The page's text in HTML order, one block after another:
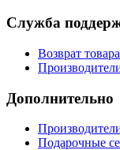
Служба
Возврат товара
Дополнительно
Подарочные